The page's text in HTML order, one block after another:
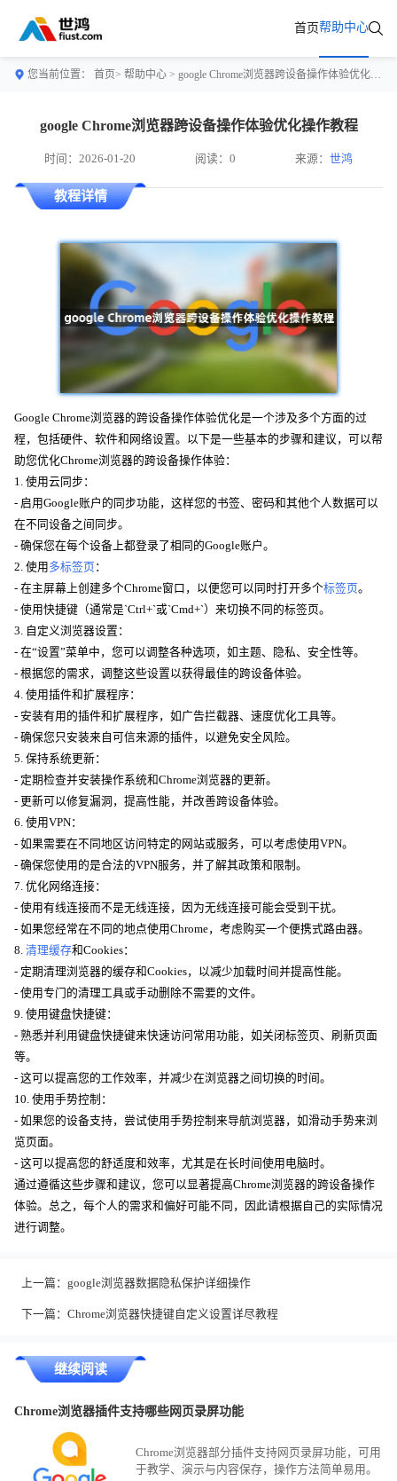
首页帮助中心
您当前位置： 首页> 帮助中心 > google Chrome浏览器跨设备操作体验优化操作教程
google Chrome浏览器跨设备操作体验优化操作教程
时间：2026-01-20 阅读：0 来源：世鸿
教程详情
Google Chrome浏览器的跨设备操作体验优化是一个涉及多个方面的过
程，包括硬件、软件和网络设置。以下是一些基本的步骤和建议，可以帮
助您优化Chrome浏览器的跨设备操作体验：
1. 使用云同步：
- 启用Google账户的同步功能，这样您的书签、密码和其他个人数据可以
在不同设备之间同步。
- 确保您在每个设备上都登录了相同的Google账户。
2. 使用 多标签页 ：
- 在主屏幕上创建多个Chrome窗口，以便您可以同时打开多个标签页。
- 使用快捷键（通常是`Ctrl+`或`Cmd+`）来切换不同的标签页。
3. 自定义浏览器设置：
- 在“设置”菜单中，您可以调整各种选项，如主题、隐私、安全性等。
- 根据您的需求，调整这些设置以获得最佳的跨设备体验。
4. 使用插件和扩展程序：
- 安装有用的插件和扩展程序，如广告拦截器、速度优化工具等。
- 确保您只安装来自可信来源的插件，以避免安全风险。
5. 保持系统更新：
- 定期检查并安装操作系统和Chrome浏览器的更新。
- 更新可以修复漏洞，提高性能，并改善跨设备体验。
6. 使用VPN：
- 如果需要在不同地区访问特定的网站或服务，可以考虑使用VPN。
- 确保您使用的是合法的VPN服务，并了解其政策和限制。
7. 优化网络连接：
- 使用有线连接而不是无线连接，因为无线连接可能会受到干扰。
- 如果您经常在不同的地点使用Chrome，考虑购买一个便携式路由器。
8. 清理缓存和Cookies：
- 定期清理浏览器的缓存和Cookies，以减少加载时间并提高性能。
- 使用专门的清理工具或手动删除不需要的文件。
9. 使用键盘快捷键：
- 熟悉并利用键盘快捷键来快速访问常用功能，如关闭标签页、刷新页面
等。
- 这可以提高您的工作效率，并减少在浏览器之间切换的时间。
10. 使用手势控制：
- 如果您的设备支持，尝试使用手势控制来导航浏览器，如滑动手势来浏
览页面。
- 这可以提高您的舒适度和效率，尤其是在长时间使用电脑时。
通过遵循这些步骤和建议，您可以显著提高Chrome浏览器的跨设备操作
体验。总之，每个人的需求和偏好可能不同，因此请根据自己的实际情况
进行调整。
上一篇： google浏览器数据隐私保护详细操作
下一篇： Chrome浏览器快捷键自定义设置详尽教程
继续阅读
Chrome浏览器插件支持哪些网页录屏功能
Chrome浏览器部分插件支持网页录屏功能，可用
于教学、演示与内容保存，操作方法简单易用。